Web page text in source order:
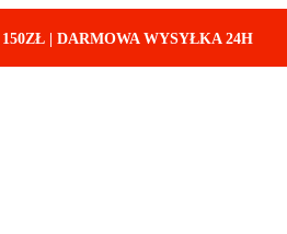
| DARMOWA WYSYŁKA 24H